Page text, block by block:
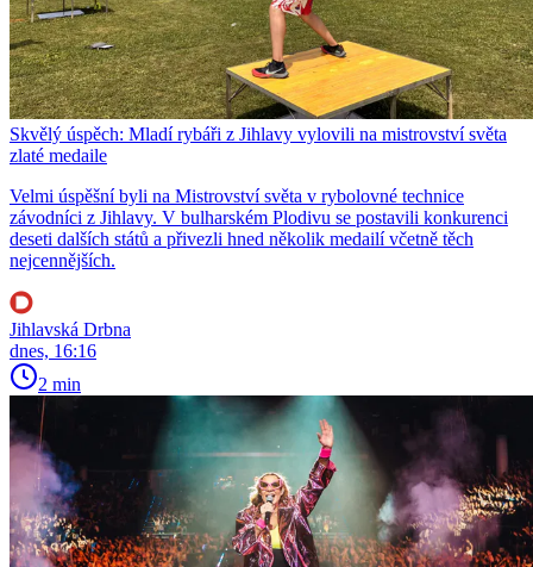
Skvělý úspěch: Mladí rybáři z Jihlavy vylovili na mistrovství světa
zlaté medaile
Velmi úspěšní byli na Mistrovství světa v rybolovné technice
závodníci z Jihlavy. V bulharském Plodivu se postavili konkurenci
deseti dalších států a přivezli hned několik medailí včetně těch
nejcennějších.
Jihlavská Drbna
dnes, 16:16
2 min